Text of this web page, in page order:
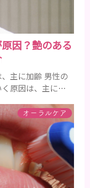
因？艶のある
主に加齢 男性の
原因は、主に加
か髪がチリチリ
じる人もいるでし
力が出てくる40代
傾向があります。
と共に乱れていき
オーラルケア